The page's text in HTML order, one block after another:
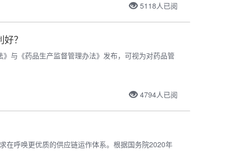
5118人已阅
？
与《药品生产监督管理办法》发布，可视为对药品管
4794人已阅
在呼唤更优质的供应链运作体系。根据国务院2020年